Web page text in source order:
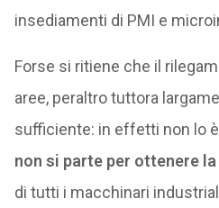
insediamenti di PMI e
Forse si ritiene che il
aree, peraltro tuttora
sufficiente: in effetti non lo
non si parte per ottenere
di tutti i macchinari